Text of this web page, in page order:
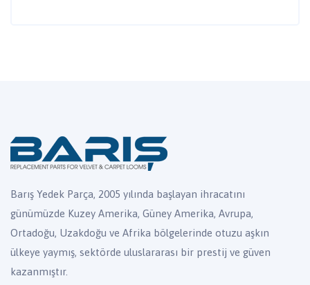
Barış Yedek Parça, 2005 yılında başlayan ihracatını
günümüzde Kuzey Amerika, Güney Amerika, Avrupa,
Ortadoğu, Uzakdoğu ve Afrika bölgelerinde otuzu aşkın
ülkeye yaymış, sektörde uluslararası bir prestij ve güven
kazanmıştır.